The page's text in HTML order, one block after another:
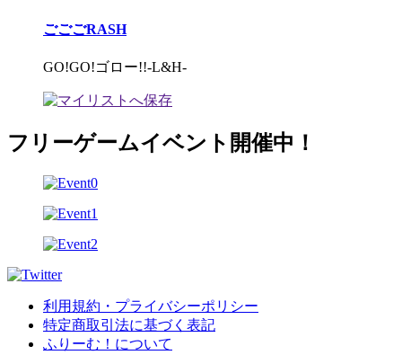
ごごごRASH
GO!GO!ゴロー!!-L&H-
フリーゲームイベント開催中！
利用規約・プライバシーポリシー
特定商取引法に基づく表記
ふりーむ！について